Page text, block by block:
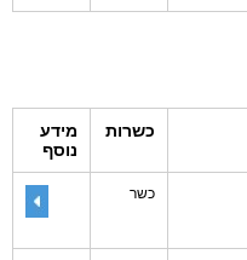
כשרות
מידע
נוסף
כשר